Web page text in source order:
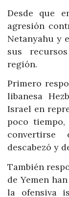
Desde que
agresión
Netanyahu y
sus
región.
Primero
libanesa
Israel en
poco
descabezó y
También
de Yemen
la ofensiva